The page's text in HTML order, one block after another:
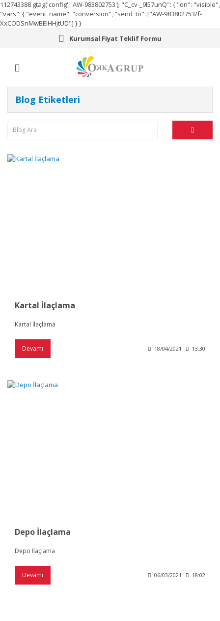
112743388 gtag('config', 'AW-983802753'); "C_cv-_9l57unQ": { "on": "visible",
"vars": { "event_name": "conversion", "send_to": ["AW-983802753/f-
XxCODSnMwBEIHHjtUD"] } }
Kurumsal Fiyat Teklif Formu
Blog Etiketleri
Kartal İlaçlama
Kartal İlaçlama
Devamı 18/04/2021 13:30
Depo İlaçlama
Depo İlaçlama
Devamı 06/03/2021 18:02